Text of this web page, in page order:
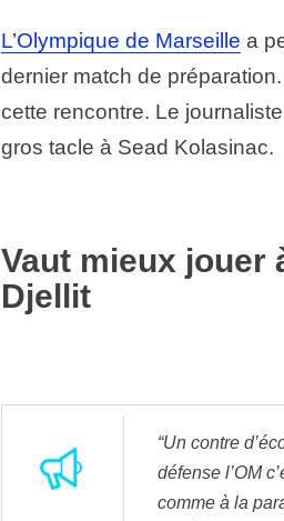
L’Olympique de Marseille a
dernier match de
cette rencontre. Le
gros tacle à Sead Kolasinac.
Vaut mieux jouer
Djellit
“Un contre
défense l’OM
comme à la